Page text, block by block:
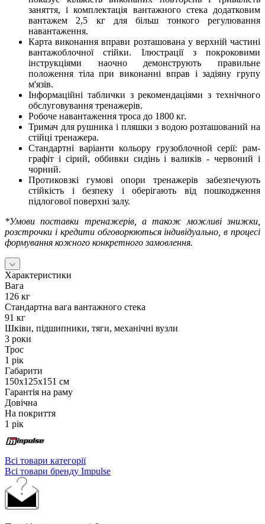
заняття, і комплектація вантажного стека додатковим
вантажем 2,5 кг для більш тонкого регулювання
навантаження.
Карта виконання вправи розташована у верхній частині
вантажоблочної стійки. Ілюстрації з покроковими
інструкціями наочно демонструють правильне
положення тіла при виконанні вправ і задіяну групу
м'язів.
Інформаційні таблички з рекомендаціями з технічного
обслуговування тренажерів.
Робоче навантаження троса до 1800 кг.
Тримач для рушника і пляшки з водою розташований на
стійці тренажера.
Стандартні варіанти кольору грузоблочной серії: рам-
графіт і сірий, оббивки сидінь і валиків - червоний і
чорний.
Протиковзкі гумові опори тренажерів забезпечують
стійкість і безпеку і оберігають від пошкодження
підлогової поверхні залу.
*Умови поставки тренажерів, а також можливі знижки,
розстрочки і кредити обговорюються індивідуально, в процесі
формування кожного конкретного замовлення.
Характеристики
Вага
126 кг
Стандартна вага вантажного стека
91 кг
Шківи, підшипники, тяги, механічні вузли
3 роки
Трос
1 рік
Габарити
150х125х151 см
Гарантія на раму
Довічна
На покриття
1 рік
Всі товари категорії
Всі товари бренду Impulse